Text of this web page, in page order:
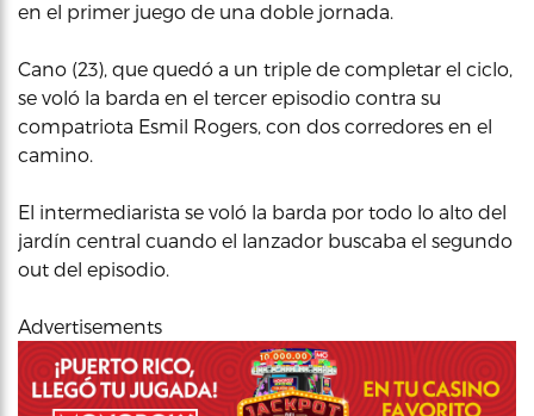
en el primer juego de una doble jornada.
Cano (23), que quedó a un triple de completar el ciclo,
se voló la barda en el tercer episodio contra su
compatriota Esmil Rogers, con dos corredores en el
camino.
El intermediarista se voló la barda por todo lo alto del
jardín central cuando el lanzador buscaba el segundo
out del episodio.
Advertisements